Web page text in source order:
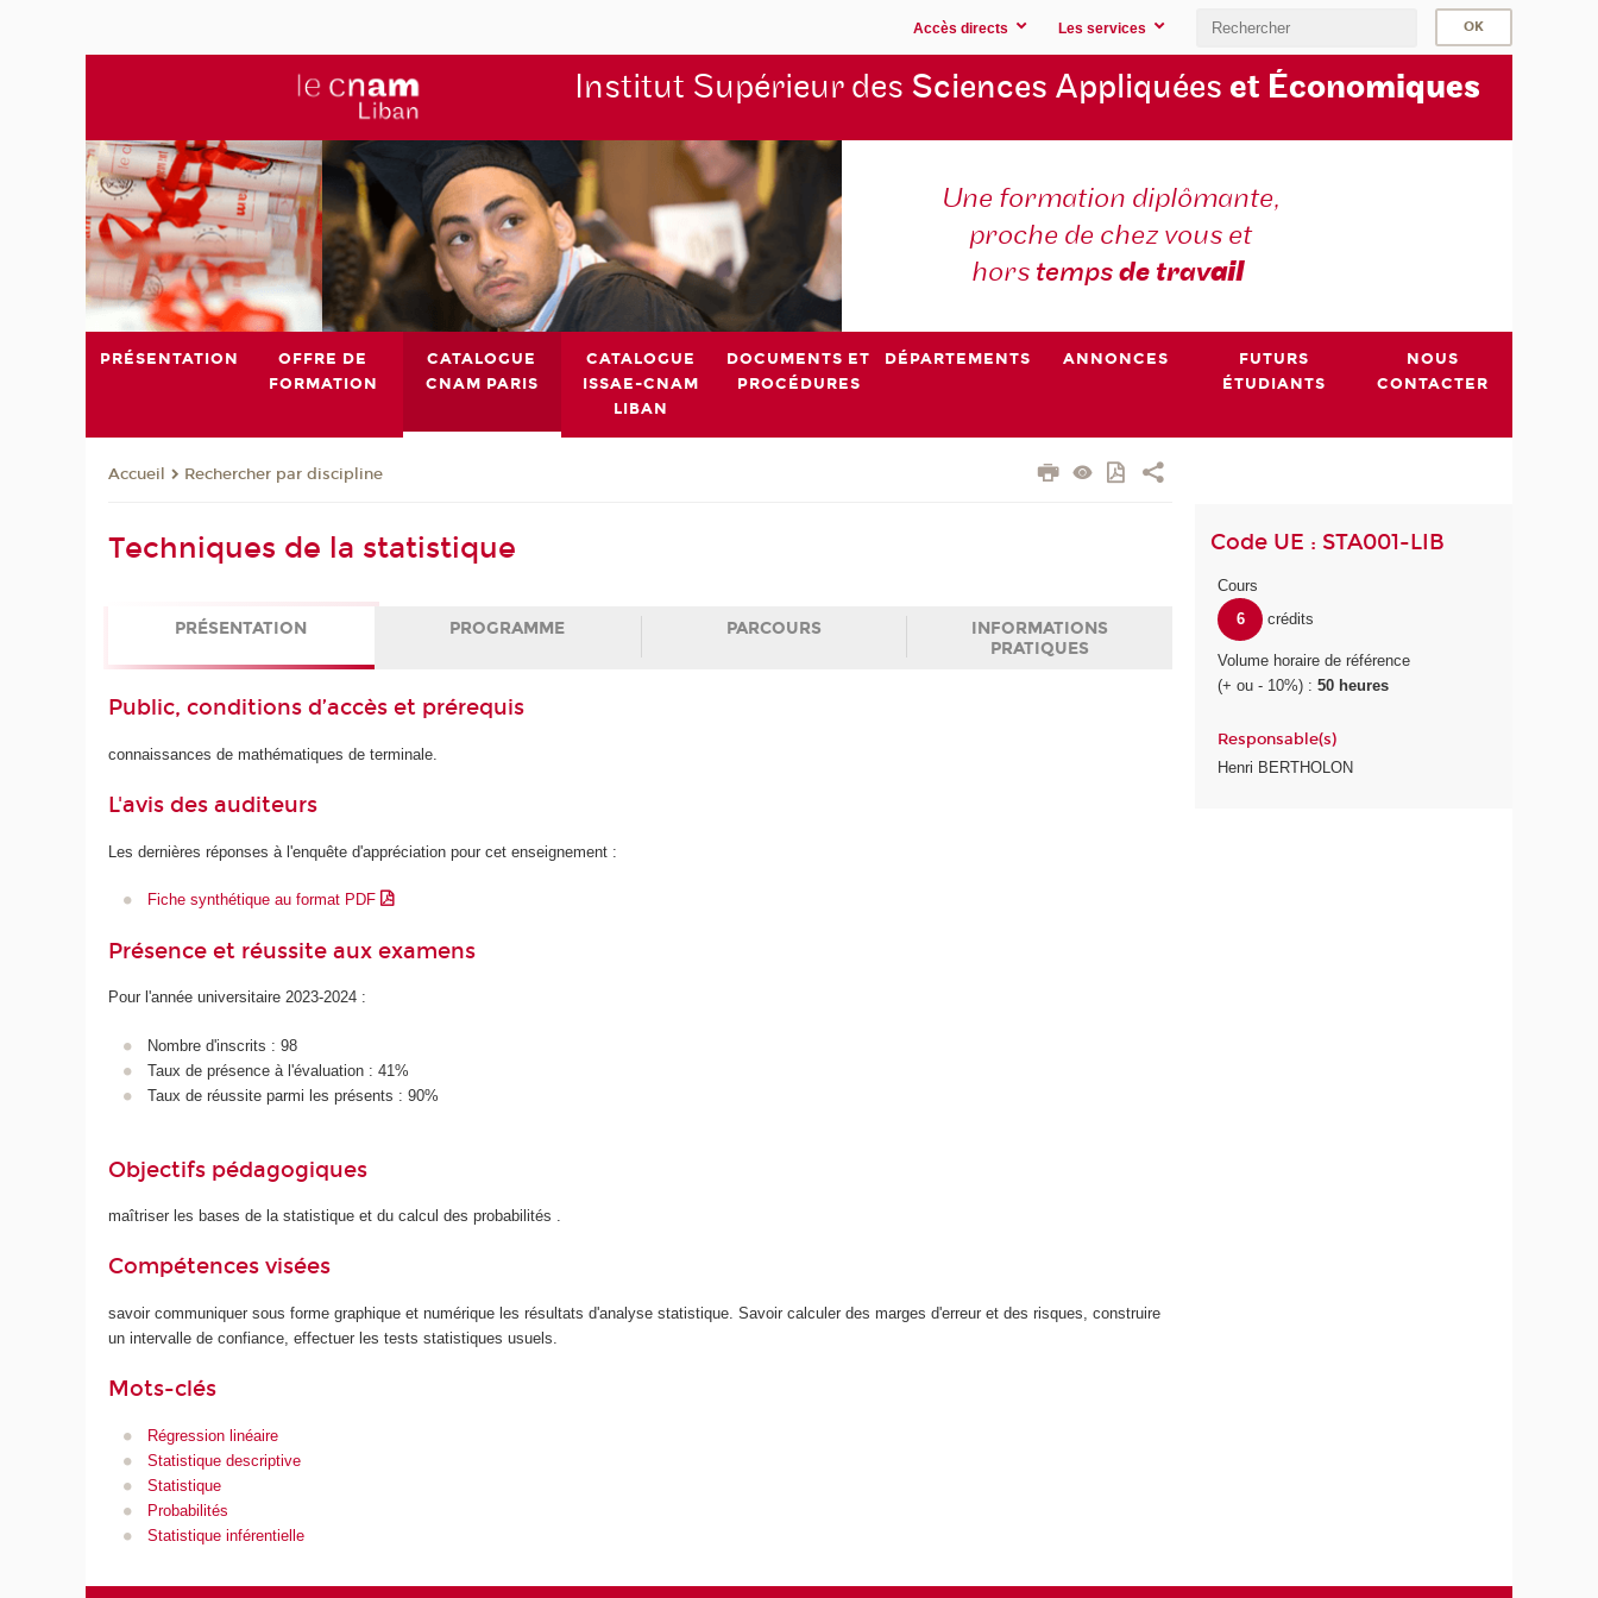
Accès directs Les services
Institut Supérieur des Sciences Appliquées et Économiques
Une formation diplômante,
proche de chez vous et
hors tempsde travail
PRÉSENTATION
OFFRE DE
FORMATION
CATALOGUE
CNAM PARIS
CATALOGUE
ISSAE-CNAM
LIBAN
DOCUMENTS ET
PROCÉDURES
DÉPARTEMENTS ANNONCES
FUTURS
ÉTUDIANTS
NOUS
CONTACTER
Accueil Rechercher par discipline
Techniques de la statistique
PRÉSENTATION PROGRAMME PARCOURS
INFORMATIONS
PRATIQUES
Public, conditions d’accès et prérequis
connaissances de mathématiques de terminale.
L'avis des auditeurs
Les dernières réponses à l'enquête d'appréciation pour cet enseignement :
Fiche synthétique au format PDF
Présence et réussite aux examens
Pour l'année universitaire 2023-2024 :
Nombre d'inscrits : 98
Taux de présence à l'évaluation : 41%
Taux de réussite parmi les présents : 90%
Objectifs pédagogiques
maîtriser les bases de la statistique et du calcul des probabilités .
Compétences visées
savoir communiquer sous forme graphique et numérique les résultats d'analyse statistique. Savoir calculer des marges d'erreur et des risques, construire
un intervalle de confiance, effectuer les tests statistiques usuels.
Mots-clés
Régression linéaire
Statistique descriptive
Statistique
Probabilités
Statistique inférentielle
Code UE : STA001-LIB
Cours
6
crédits
Volume horaire de référence
(+ ou - 10%) :50 heures
Responsable(s)
Henri BERTHOLON